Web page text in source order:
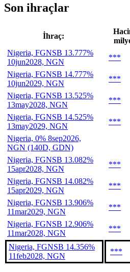
Son ihraçlar
İhraç:
Nigeria, FGNSB 13.777%
10jun2028, NGN
***
Nigeria, FGNSB 14.777%
10jun2029, NGN
***
Nigeria, FGNSB 13.525%
13may2028, NGN
***
Nigeria, FGNSB 14.525%
13may2029, NGN
***
Nigeria, 0% 8sep2026,
NGN (140D, GDN)
Nigeria, FGNSB 13.082%
15apr2028, NGN
***
Nigeria, FGNSB 14.082%
15apr2029, NGN
***
Nigeria, FGNSB 13.906%
11mar2029, NGN
***
Nigeria, FGNSB 12.906%
11mar2028, NGN
***
Nigeria, FGNSB 14.356%
11feb2028, NGN
***